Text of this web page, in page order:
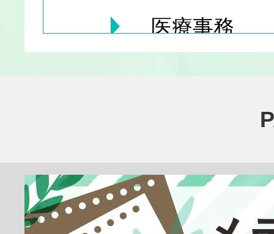
医療事務
臨床検査技